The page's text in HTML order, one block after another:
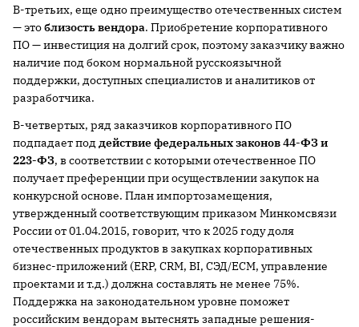
В-третьих, еще одно преимущество отечественных систем
— этоблизость вендора. Приобретение корпоративного
ПО — инвестиция на долгий срок, поэтому заказчику важно
наличие под боком нормальной русскоязычной
поддержки, доступных специалистов и аналитиков от
разработчика.
В-четвертых, ряд заказчиков корпоративного ПО
подпадает под действие федеральных законов 44-ФЗ и
223-ФЗ, в соответствии с которыми отечественное ПО
получает преференции при осуществлении закупок на
конкурсной основе. План импортозамещения,
утвержденный соответствующим приказом Минкомсвязи
России от 01.04.2015, говорит, что к 2025 году доля
отечественных продуктов в закупках корпоративных
бизнес-приложений (ERP, CRM, BI, СЭД/ECM, управление
проектами и т.д.) должна составлять не менее 75%.
Поддержка на законодательном уровне поможет
российским вендорам вытеснять западные решения-